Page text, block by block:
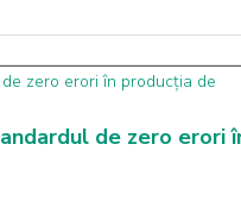
de zero erori